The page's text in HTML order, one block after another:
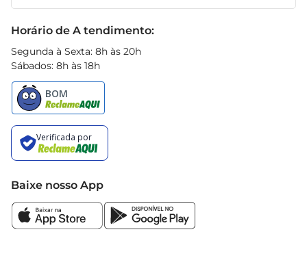
Horário de A tendimento:
Segunda à Sexta: 8h às 20h
Sábados: 8h às 18h
Baixe nosso App